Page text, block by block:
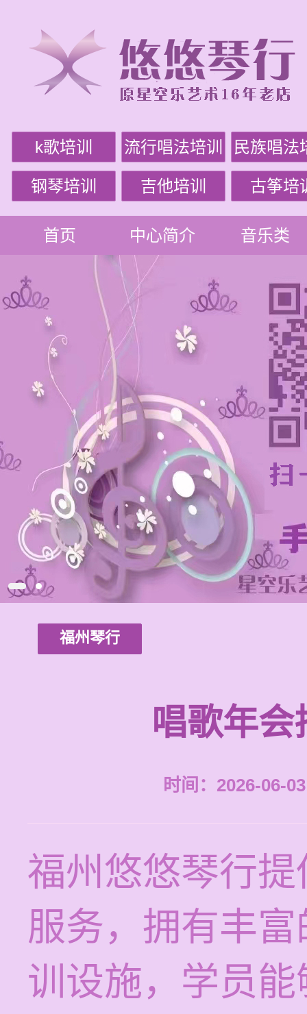
k歌培训 流行唱法培训 民族唱法
钢琴培训 吉他培训 古筝培
首页 中心简介 音乐类
福州琴行
唱歌年会
时间：2026-06-
福州悠悠琴行
服务，拥有丰
训设施，学员